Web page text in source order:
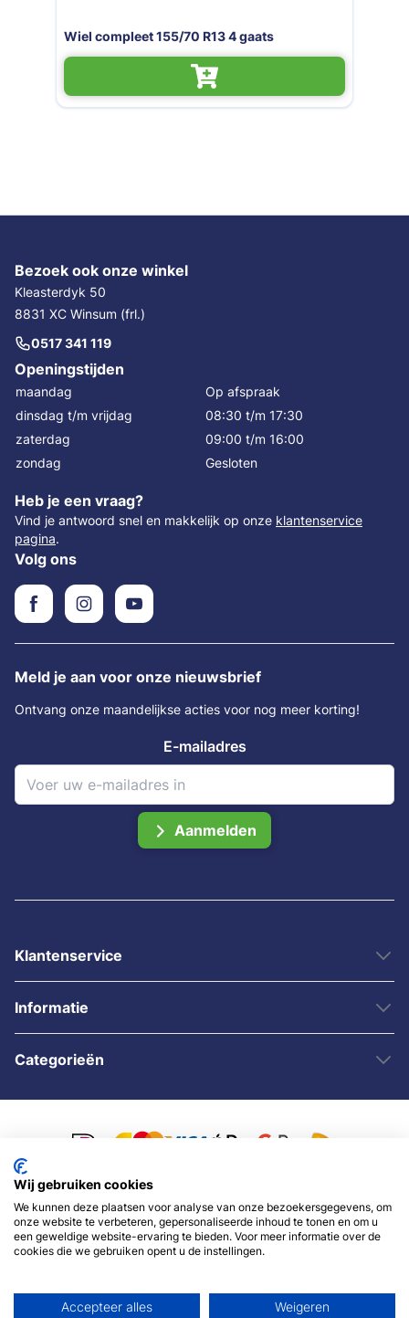
155/70 R13 4 gaats
Bezoek ook onze winkel
Kleasterdyk 50
8831 XC Winsum (frl.)
0517 341 119
Openingstijden
maandag
Op afspraak
dinsdag t/m vrijdag
08:30 t/m 17:30
zaterdag
09:00 t/m 16:00
zondag
Gesloten
Heb je een vraag?
Vind je antwoord snel en makkelijk op onze klantenservice
pagina.
Volg ons
Meld je aan voor onze nieuwsbrief
Ontvang onze maandelijkse acties voor nog meer korting!
E-mailadres
Aanmelden
Klantenservice
Informatie
Categorieën
© 2007 - 2026 - Sybshop.nl
Wij gebruiken cookies
We kunnen deze plaatsen voor analyse van onze bezoekersgegevens, om
onze website te verbeteren, gepersonaliseerde inhoud te tonen en om u
een geweldige website-ervaring te bieden. Voor meer informatie over de
cookies die we gebruiken opent u de instellingen.
Accepteer alles Weigeren